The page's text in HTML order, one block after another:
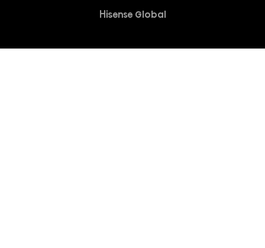
Hisense Global